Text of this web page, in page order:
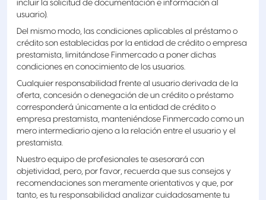
incluir la solicitud de documentación e información al
usuario).
Del mismo modo, las condiciones aplicables al préstamo o
crédito son establecidas por la entidad de crédito o empresa
prestamista, limitándose Finmercado a poner dichas
condiciones en conocimiento de los usuarios.
Cualquier responsabilidad frente al usuario derivada de la
oferta, concesión o denegación de un crédito o préstamo
corresponderá únicamente a la entidad de crédito o
empresa prestamista, manteniéndose Finmercado como un
mero intermediario ajeno a la relación entre el usuario y el
prestamista.
Nuestro equipo de profesionales te asesorará con
objetividad, pero, por favor, recuerda que sus consejos y
recomendaciones son meramente orientativos y que, por
tanto, es tu responsabilidad analizar cuidadosamente tu